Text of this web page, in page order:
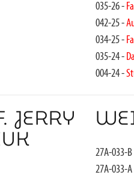
035-26 -
042-25 -
034-25 -
035-24 -
004-24 -
JERRY
27A-033-
27A-033-